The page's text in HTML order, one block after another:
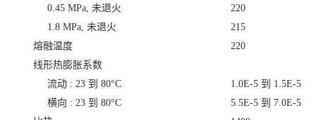
0.45 MPa, 未退火
220
1.8 MPa, 未退火
215
熔融温度
220
线形热膨胀系数
流动 : 23 到 80°C
1.0E-5 到 1.5E-5
横向 : 23 到 80°C
5.5E-5 到 7.0E-5